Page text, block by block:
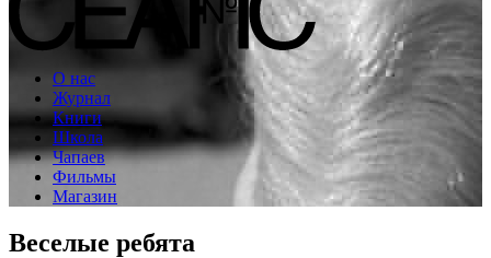
О нас
Журнал
Книги
Школа
Чапаев
Фильмы
Магазин
Веселые ребята